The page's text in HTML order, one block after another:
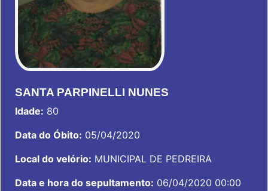
SANTA PARPINELLI NUNES
Idade: 80
Data do Óbito: 05/04/2020
Local do velório: MUNICIPAL DE PEDREIRA
Data e hora do sepultamento: 06/04/2020 00:00